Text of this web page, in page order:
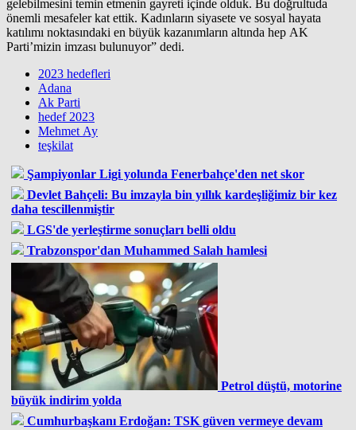
gelebilmesini temin etmenin gayreti içinde olduk. Bu doğrultuda
önemli mesafeler kat ettik. Kadınların siyasete ve sosyal hayata
katılımı noktasındaki en büyük kazanımların altında hep AK
Parti’mizin imzası bulunuyor” dedi.
2023 hedefleri
Adana
Ak Parti
hedef 2023
Mehmet Ay
teşkilat
Şampiyonlar Ligi yolunda Fenerbahçe'den net skor
Devlet Bahçeli: Bu imzayla bin yıllık kardeşliğimiz bir kez
daha tescillenmiştir
LGS'de yerleştirme sonuçları belli oldu
Trabzonspor'dan Muhammed Salah hamlesi
Petrol düştü, motorine
büyük indirim yolda
Cumhurbaşkanı Erdoğan: TSK güven vermeye devam